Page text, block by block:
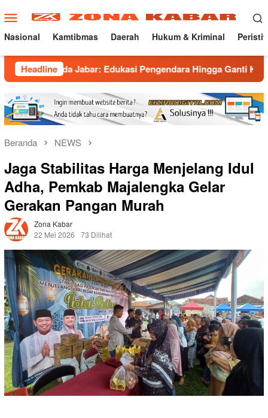
ke
konten
Menu
Mobile
Nasional Kamtibmas Daerah Hukum & Kriminal
Headline
Jabar: Edukasi Pengendara Hingga Ganti Knalpot Sukarela
Beranda NEWS
Jaga Stabilitas Harga Menjelang Idul
Adha, Pemkab Majalengka Gelar
Gerakan Pangan Murah
Zona Kabar
22 Mei 2026
73 Dilihat